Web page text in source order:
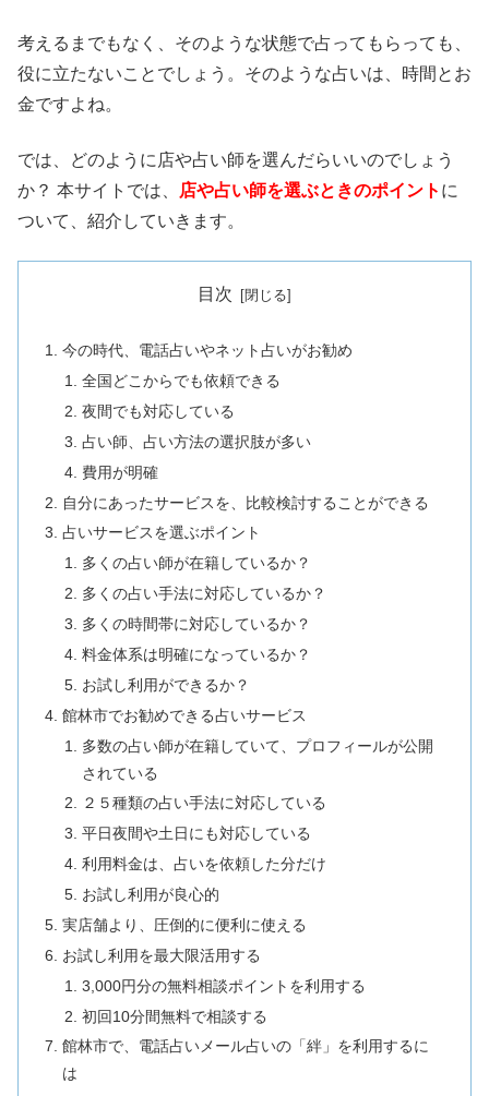
考えるまでもなく、そのような状態で占ってもらっても、
役に立たないことでしょう。そのような占いは、時間とお
金ですよね。
では、どのように店や占い師を選んだらいいのでしょう
か？ 本サイトでは、
店や占い師を選ぶときのポイント に
ついて、紹介していきます。
目次
今の時代、電話占いやネット占いがお勧め
全国どこからでも依頼できる
夜間でも対応している
占い師、占い方法の選択肢が多い
費用が明確
自分にあったサービスを、比較検討することができる
占いサービスを選ぶポイント
多くの占い師が在籍しているか？
多くの占い手法に対応しているか？
多くの時間帯に対応しているか？
料金体系は明確になっているか？
お試し利用ができるか？
館林市でお勧めできる占いサービス
多数の占い師が在籍していて、プロフィールが公開
されている
２５種類の占い手法に対応している
平日夜間や土日にも対応している
利用料金は、占いを依頼した分だけ
お試し利用が良心的
実店舗より、圧倒的に便利に使える
お試し利用を最大限活用する
3,000円分の無料相談ポイントを利用する
初回10分間無料で相談する
館林市で、電話占いメール占いの「絆」を利用するに
は